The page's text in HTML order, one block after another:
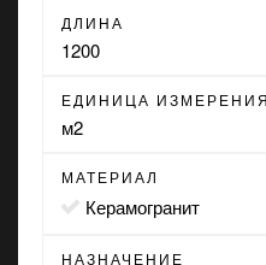
ДЛИНА
1200
ЕДИНИЦА ИЗМЕРЕНИЯ
м2
МАТЕРИАЛ
Керамогранит
НАЗНАЧЕНИЕ